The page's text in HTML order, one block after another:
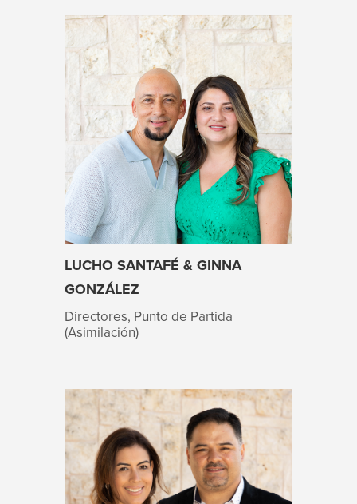
LUCHO SANTAFÉ & GINNA
GONZÁLEZ
Directores, Punto de Partida
(Asimilación)